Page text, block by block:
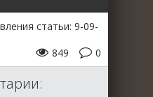
статьи: 9-09-
0
849